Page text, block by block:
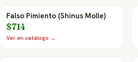
Falso Pimiento (Shinus Molle)
$714
Ver en catálogo →